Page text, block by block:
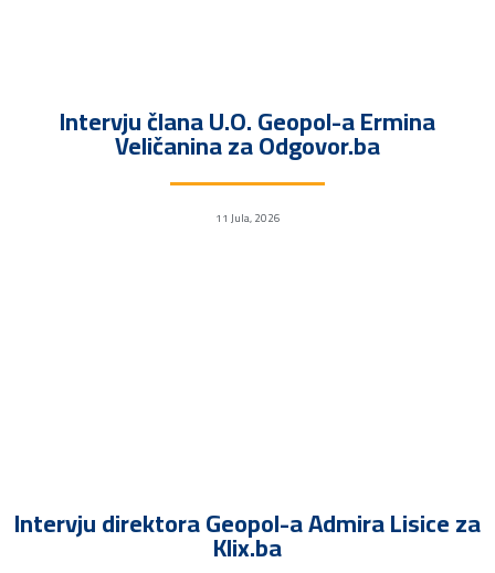
Intervju člana U.O. Geopol-a Ermina
Veličanina za Odgovor.ba
11 Jula, 2026
Intervju direktora Geopol-a Admira Lisice za
Klix.ba